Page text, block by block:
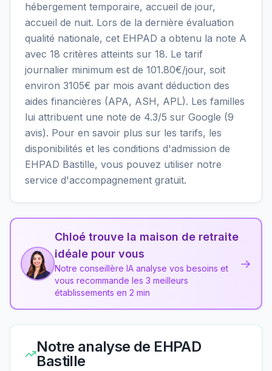
hébergement temporaire, accueil de jour,
accueil de nuit. Lors de la dernière évaluation
qualité nationale, cet EHPAD a obtenu la note A
avec 18 critères atteints sur 18. Le tarif
journalier minimum est de 101.80€/jour, soit
environ 3105€ par mois avant déduction des
aides financières (APA, ASH, APL). Les familles
lui attribuent une note de 4.3/5 sur Google (9
avis). Pour en savoir plus sur les tarifs, les
disponibilités et les conditions d'admission de
EHPAD Bastille, vous pouvez utiliser notre
service d'accompagnement gratuit.
Chloé trouve la maison de retraite
idéale pour vous
Notre conseillère IA analyse vos besoins et
vous recommande les 3 meilleurs
établissements en 2 min
→
Notre analyse de EHPAD
Bastille